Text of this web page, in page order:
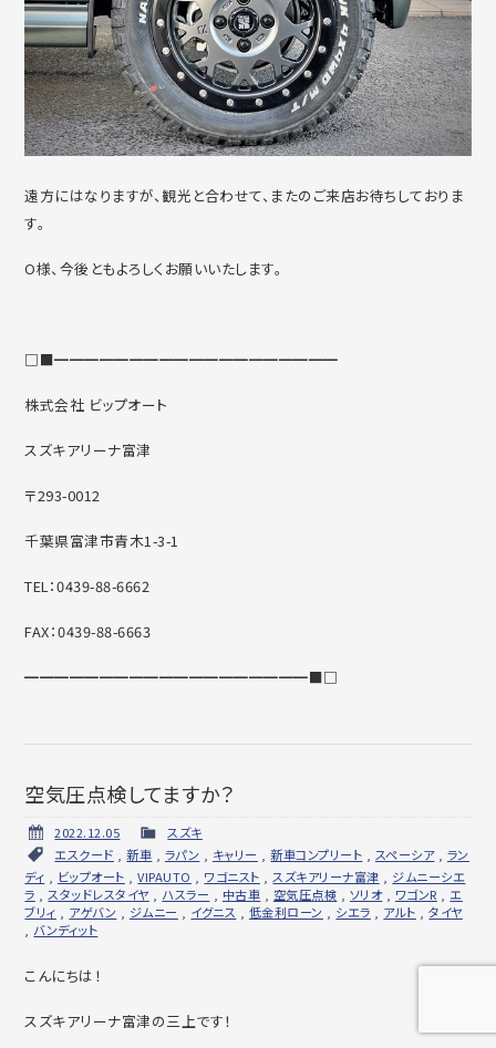
遠方にはなりますが、観光と合わせて、またのご来店お待ちしておりま
す。
O様、今後ともよろしくお願いいたします。
□■━━━━━━━━━━━━━━━━━━━
株式会社 ビップオート
スズキアリーナ富津
〒293-0012
千葉県富津市青木1-3-1
TEL：0439-88-6662
FAX：0439-88-6663
━━━━━━━━━━━━━━━━━━━■□
空気圧点検してますか？
2022.12.05
スズキ
エスクード ,新車 ラパン キャリー ,新車コンプリート スペーシア, ラン
ディ
ビップオート ,VIPAUTO ワゴニスト スズキアリーナ富津
ジムニーシエ
ラ
スタッドレスタイヤ ハスラー 中古車 空気圧点検 ソリオ, ワゴンR
エ
ブリィ
アゲバン ジムニー イグニス 低金利ローン シエラ アルト ,タイヤ
バンディット
こんにちは！
スズキアリーナ富津の三上です！